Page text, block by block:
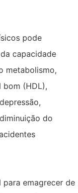
pode
capacidade
metabolismo,
bom (HDL),
do
emagrecer de